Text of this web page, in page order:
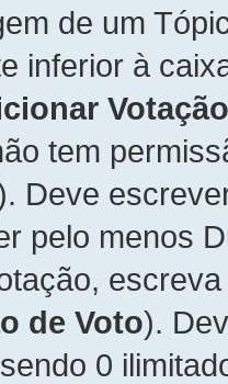
de um
inferior à
Votação
tem
Deve
pelo menos
de Voto).
0